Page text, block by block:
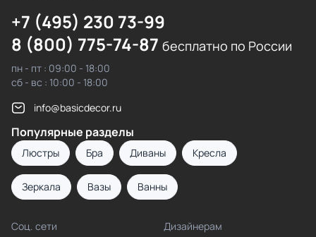
+7 (495) 230 73-99
8 (800) 775-74-87 бесплатно по России
пн - пт : 09:00 - 18:00
сб - вс : 10:00 - 18:00
info@basicdecor.ru
Популярные разделы
Люстры Бра Диваны Кресла
Зеркала Вазы Ванны
Соц. сети Дизайнерам